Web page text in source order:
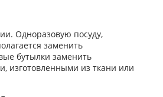
Одноразовую посуду,
заменить
бутылки заменить
изготовленными из ткани или